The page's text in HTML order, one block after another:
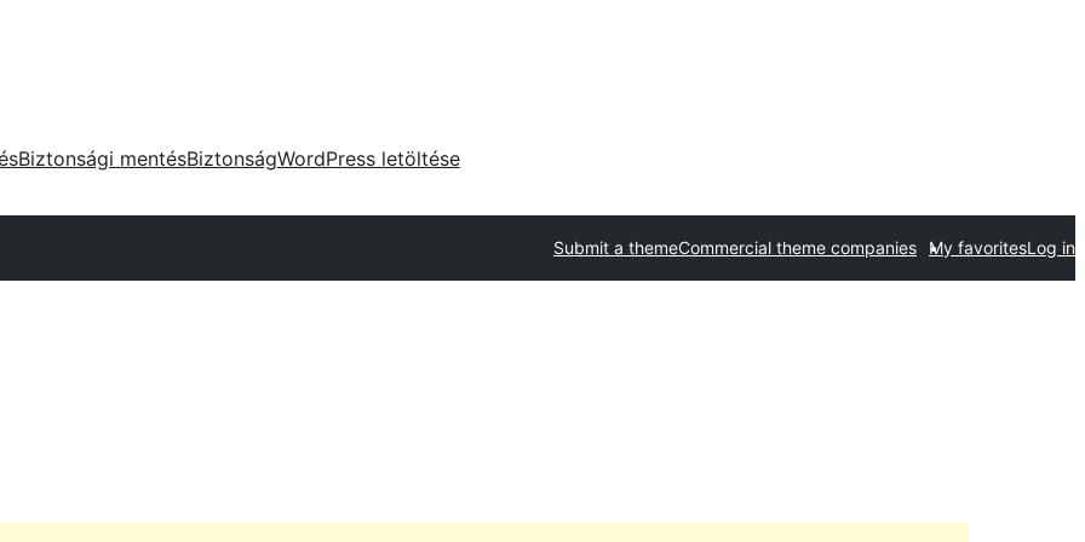
Biztonsági mentésBiztonságWordPress letöltése
Submit a themeCommercial theme companies My favoritesLog in